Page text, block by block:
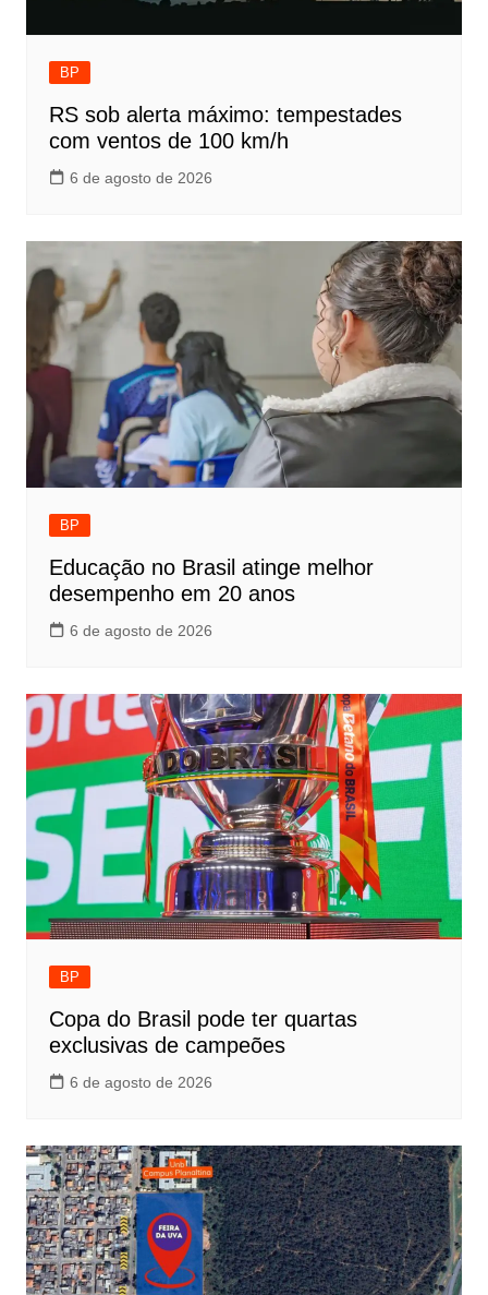
BP
RS sob alerta máximo: tempestades
com ventos de 100 km/h
6 de agosto de 2026
BP
Educação no Brasil atinge melhor
desempenho em 20 anos
6 de agosto de 2026
BP
Copa do Brasil pode ter quartas
exclusivas de campeões
6 de agosto de 2026